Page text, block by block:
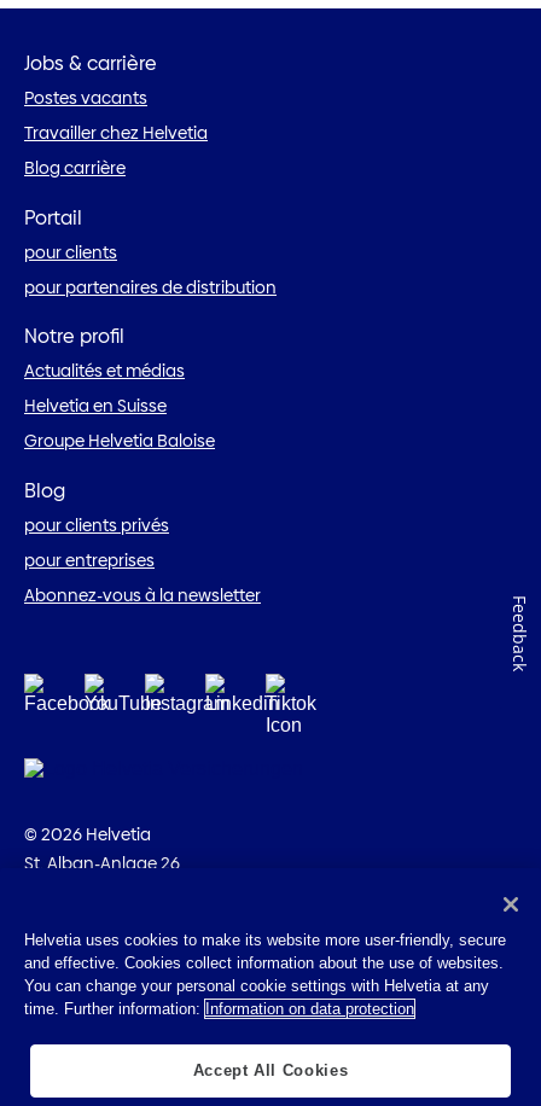
Jobs & carrière
Postes vacants
Travailler chez Helvetia
Blog carrière
Portail
pour clients
pour partenaires de distribution
Notre profil
Actualités et médias
Helvetia en Suisse
Groupe Helvetia Baloise
Blog
pour clients privés
pour entreprises
Abonnez-vous à la newsletter
© 2026 Helvetia
St. Alban-Anlage 26
Impressum
Indications juridiques
Helvetia uses cookies to make its website more user-friendly, secure
and effective. Cookies collect information about the use of websites.
You can change your personal cookie settings with Helvetia at any
time. Further information: Information on data protection
Accept All Cookies
Feedback